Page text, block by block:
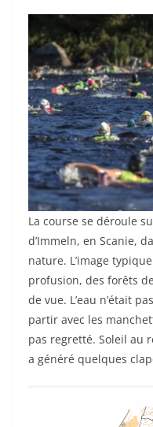
La course se déroule
d’Immeln, en Scanie,
nature. L’image
profusion, des forêts
de vue. L’eau n’était
partir avec les
pas regretté. Soleil au
a généré quelques